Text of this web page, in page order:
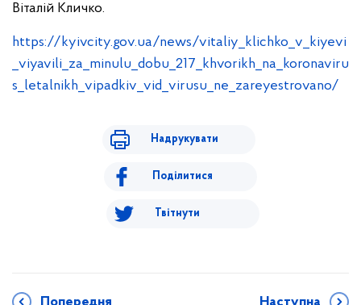
Віталій Кличко.
https://kyivcity.gov.ua/news/vitaliy_klichko_v_kiyevi
_viyavili_za_minulu_dobu_217_khvorikh_na_koronaviru
s_letalnikh_vipadkiv_vid_virusu_ne_zareyestrovano/
Надрукувати
Поділитися
Твітнути